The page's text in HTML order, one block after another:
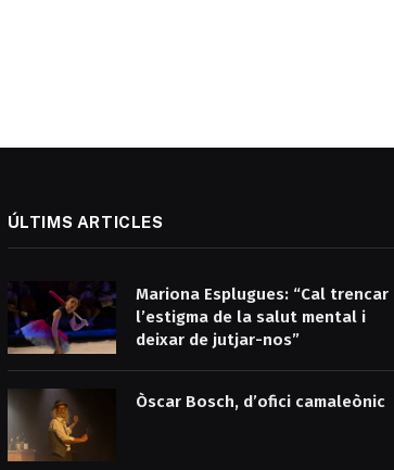
ÚLTIMS ARTICLES
Mariona Esplugues: “Cal trencar
l’estigma de la salut mental i
deixar de jutjar-nos”
Òscar Bosch, d’ofici camaleònic